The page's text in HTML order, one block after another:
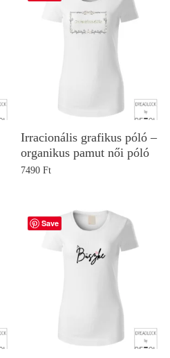
Irracionális grafikus póló –
organikus pamut női póló
7490Ft
Save